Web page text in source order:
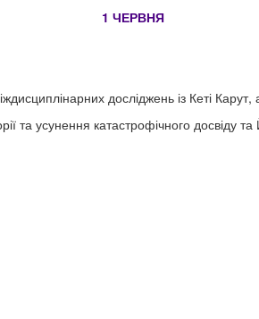
1 ЧЕРВНЯ
досліджень із Кеті
та усунення катастрофічного